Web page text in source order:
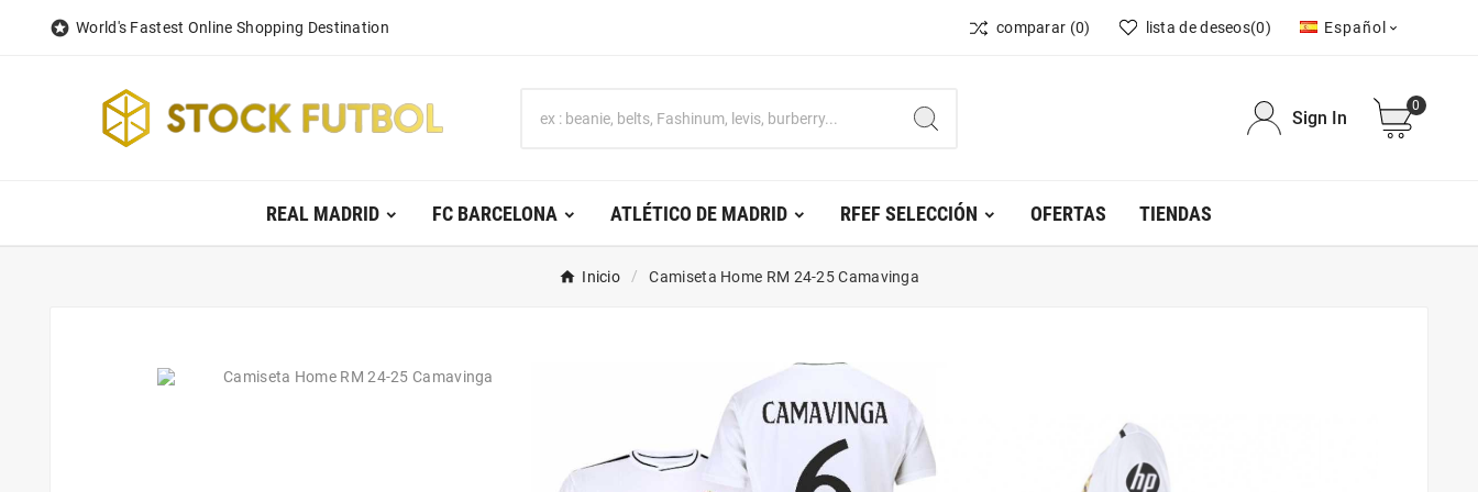
 World's Fastest Online Shopping Destination comparar (0) lista de deseos(0) Español 
Sign In
0
REAL MADRID FC BARCELONA ATLÉTICO DE MADRID RFEF SELECCIÓN OFERTAS TIENDAS
Inicio Camiseta Home RM 24-25 Camavinga